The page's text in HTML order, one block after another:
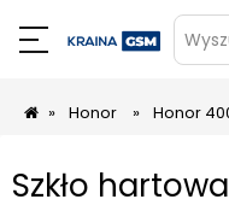
» Honor » Honor
Szkło